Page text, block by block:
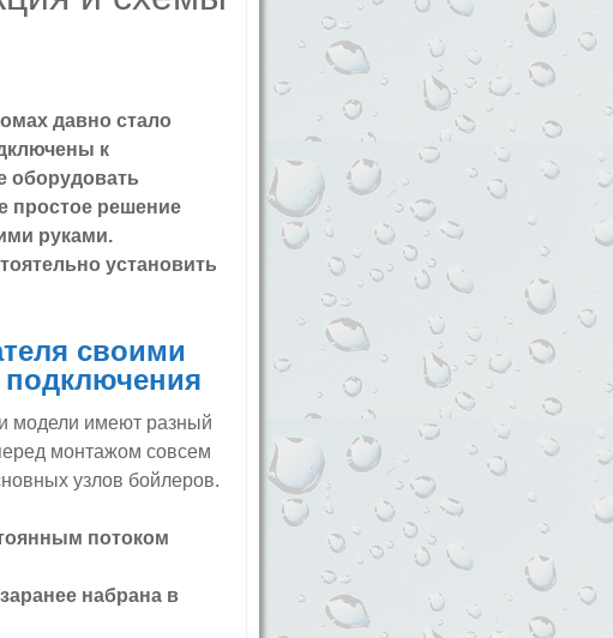
давно стало
к
оборудовать
простое решение
руками.
установить
своими
модели имеют разный
монтажом совсем
узлов бойлеров.
потоком
набрана в